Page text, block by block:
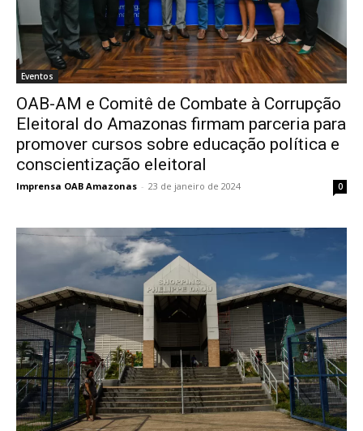
Eventos
OAB-AM e Comitê de Combate à Corrupção
Eleitoral do Amazonas firmam parceria para
promover cursos sobre educação política e
conscientização eleitoral
Imprensa OAB Amazonas - 23 de janeiro de 2024 0